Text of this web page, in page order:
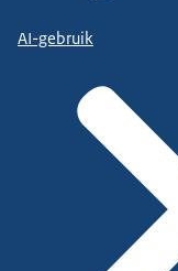
AI-gebruik